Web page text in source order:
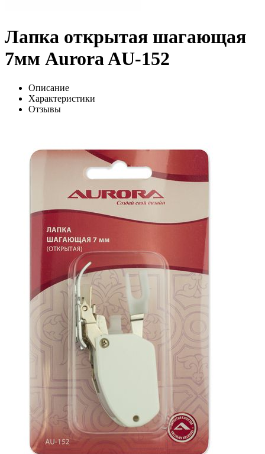
Лапка открытая шагающая
7мм Aurora AU-152
Описание
Характеристики
Отзывы